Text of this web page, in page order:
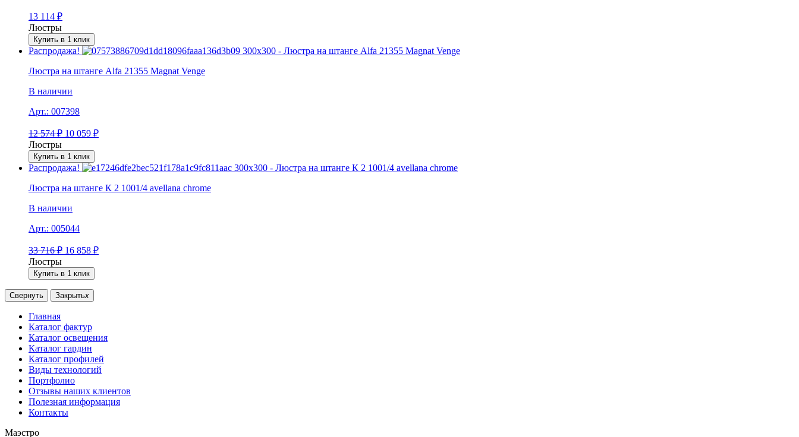
13 114 ₽
Люстры
Купить в 1 клик
Распродажа!
Люстра на штанге Alfa 21355 Magnat Venge
В наличии
Арт.: 007398
12 574₽ 10 059 ₽
Люстры
Купить в 1 клик
Распродажа!
Люстра на штанге К 2 1001/4 avellana chrome
В наличии
Арт.: 005044
33 716₽ 16 858 ₽
Люстры
Купить в 1 клик
Свернуть Закрытьx
Главная
Каталог фактур
Каталог освещения
Каталог гардин
Каталог профилей
Виды технологий
Портфолио
Отзывы наших клиентов
Полезная информация
Контакты
Маэстро